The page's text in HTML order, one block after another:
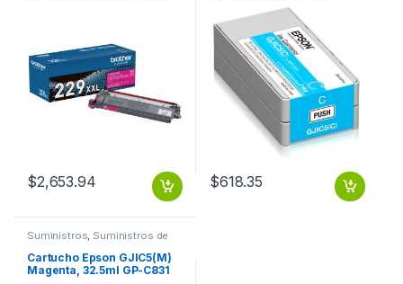
$2,653.94 $618.35
Suministros Suministros de
Impresión
Cartucho Epson GJIC5(M)
Magenta, 32.5ml GP-C831